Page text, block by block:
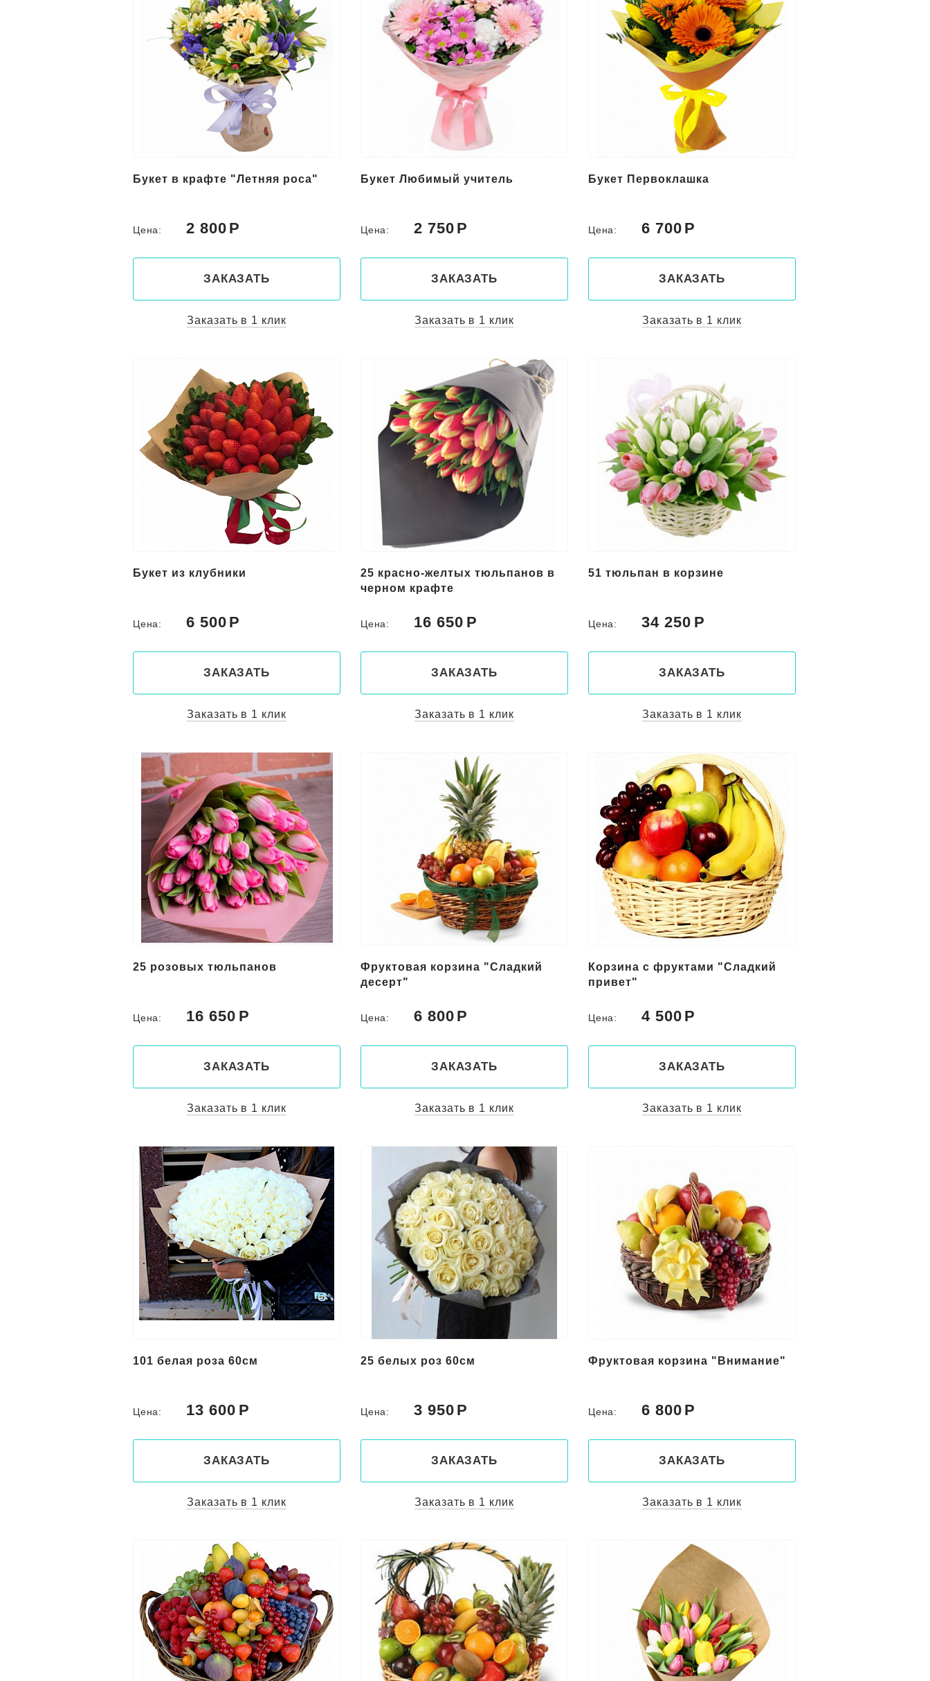
Букет в крафте "Летняя роса"
Цена: 2 800
ЗАКАЗАТЬ
Заказать в 1 клик
Букет Любимый учитель
Цена: 2 750
ЗАКАЗАТЬ
Заказать в 1 клик
Букет Первоклашка
Цена: 6 700
ЗАКАЗАТЬ
Заказать в 1 клик
Букет из клубники
Цена: 6 500
ЗАКАЗАТЬ
Заказать в 1 клик
25 красно-желтых тюльпанов в
черном крафте
Цена: 16 650
ЗАКАЗАТЬ
Заказать в 1 клик
51 тюльпан в корзине
Цена: 34 250
ЗАКАЗАТЬ
Заказать в 1 клик
25 розовых тюльпанов
Цена: 16 650
ЗАКАЗАТЬ
Заказать в 1 клик
Фруктовая корзина "Сладкий
десерт"
Цена: 6 800
ЗАКАЗАТЬ
Заказать в 1 клик
Корзина с фруктами "Сладкий
привет"
Цена: 4 500
ЗАКАЗАТЬ
Заказать в 1 клик
101 белая роза 60см
Цена: 13 600
ЗАКАЗАТЬ
Заказать в 1 клик
25 белых роз 60см
Цена: 3 950
ЗАКАЗАТЬ
Заказать в 1 клик
Фруктовая корзина "Внимание"
Цена: 6 800
ЗАКАЗАТЬ
Заказать в 1 клик